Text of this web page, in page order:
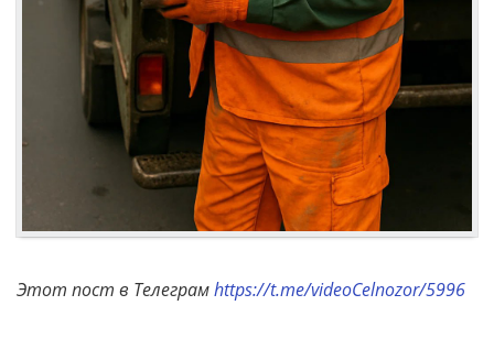
Этот пост в Телеграмhttps://t.me/videoCelnozor/5996